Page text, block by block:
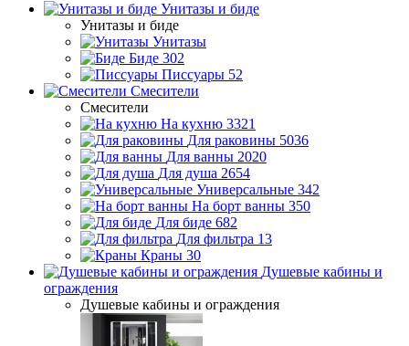
Унитазы и биде
Унитазы и биде
Унитазы
Биде 302
Писсуары 52
Смесители
Смесители
На кухню 3321
Для раковины 5036
Для ванны 2020
Для душа 2654
Универсальные 342
На борт ванны 350
Для биде 682
Для фильтра 13
Краны 30
Душевые кабины и
ограждения
Душевые кабины и ограждения